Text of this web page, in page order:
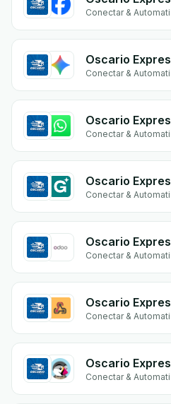
Conectar &
Oscario
Conectar &
Oscario
Conectar &
Oscario
Conectar &
Oscario
Conectar &
Conectar &
Oscario
Conectar &